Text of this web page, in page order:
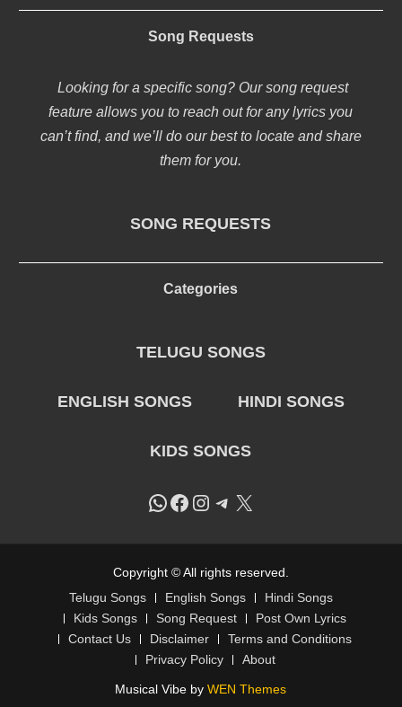
Song Requests
Looking for a specific song? Our song request
feature allows you to reach out for any lyrics you
can’t find, and we’ll do our best to locate and share
them for you.
SONG REQUESTS
Categories
TELUGU SONGS
ENGLISH SONGS HINDI SONGS
KIDS SONGS
WhatsApp
Facebook
Instagram
Telegram
X
Copyright © All rights reserved.
Telugu Songs
English Songs
Hindi Songs
Kids Songs
Song Request
Post Own Lyrics
Contact Us
Disclaimer
Terms and Conditions
Privacy Policy
About
Musical Vibe byWEN Themes